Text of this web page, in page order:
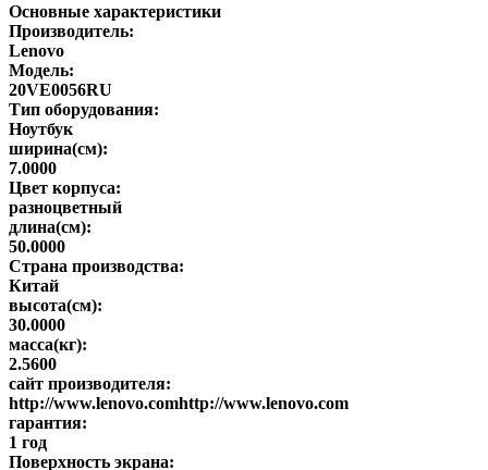
Основные характеристики
Производитель:
Lenovo
Модель:
20VE0056RU
Тип оборудования:
Ноутбук
ширина(см):
7.0000
Цвет корпуса:
разноцветный
длина(см):
50.0000
Страна производства:
Китай
высота(см):
30.0000
масса(кг):
2.5600
сайт производителя:
http://www.lenovo.comhttp://www.lenovo.com
гарантия:
1 год
Поверхность экрана: